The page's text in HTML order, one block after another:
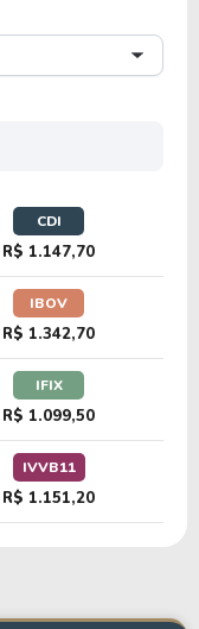
CDI
R$ 1.147,70
IBOV
R$ 1.342,70
IFIX
R$ 1.099,50
IVVB11
R$ 1.151,20